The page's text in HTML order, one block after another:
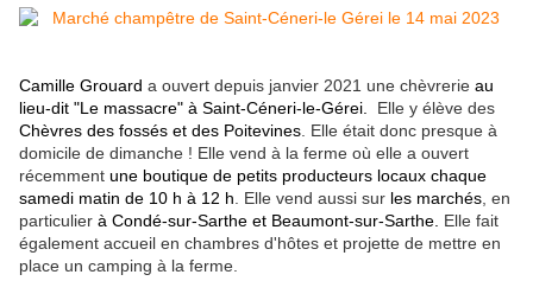
Camille Grouard a ouvert depuis janvier 2021 une chèvrerie au
lieu-dit "Le massacre" à Saint-Céneri-le-Gérei.
Elle y élève des
Chèvres des fossés et des Poitevines . Elle était donc presque à
domicile de dimanche ! Elle vend à la ferme où elle a ouvert
récemment une boutique de petits producteurs locaux chaque
samedi matin de 10 h à 12 h . Elle vend aussi sur les marchés , en
particulier à Condé-sur-Sarthe et Beaumont-sur-Sarthe. Elle fait
également accueil en chambres d'hôtes et projette de mettre en
place un camping à la ferme.